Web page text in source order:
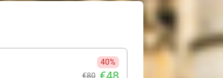
zijn inbegrepen in de prijs. Geen
40%
€80